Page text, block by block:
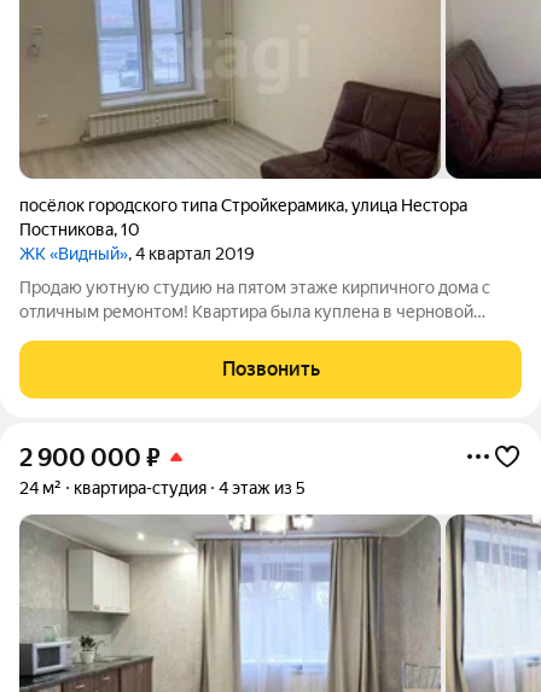
посёлок городского типа Стройкерамика,улица Нестора
Постникова,10
ЖК «Видный», 4 квартал 2019
Продаю уютную студию на пятом этаже кирпичного дома с
отличным ремонтом! Квартира была куплена в черновой
только дорогие и качественные материалы. В квартире никто
не проживал. Все необходимое
Позвонить
2 900 000 ₽
24 м² квартира-студия 4 этаж из 5